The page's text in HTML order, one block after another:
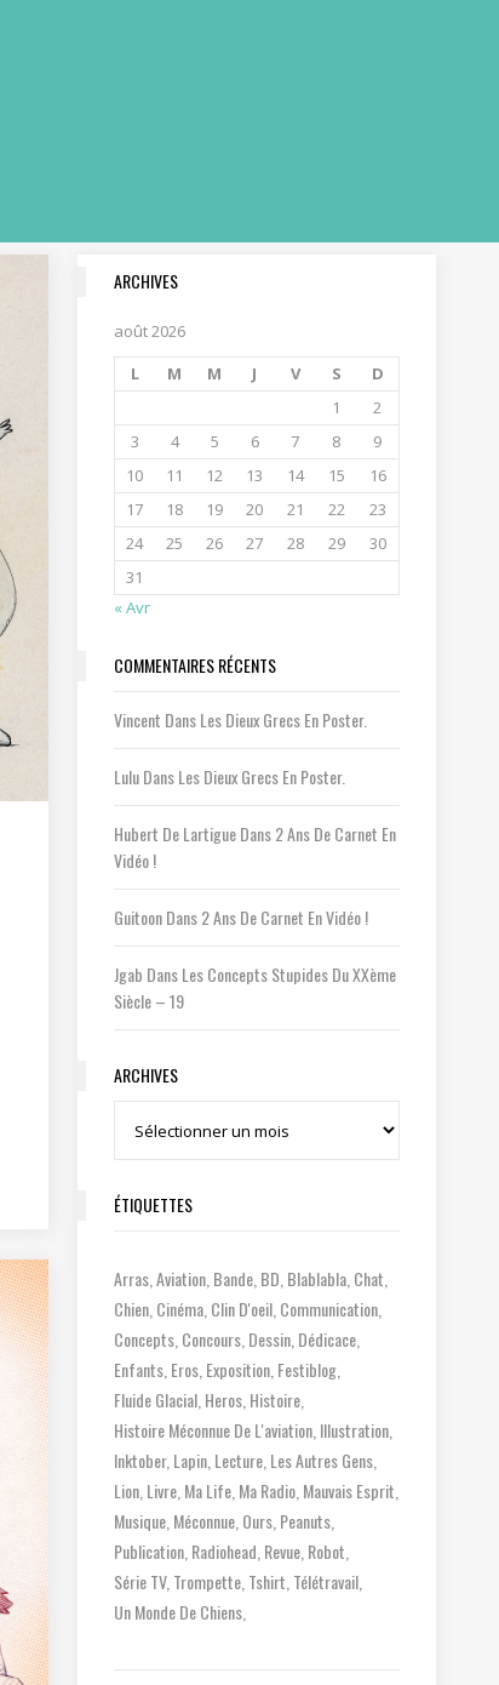
ARCHIVES
août 2026
L
M M J V S
D
1
2
3
4 5 6 7 8
9
10
11 12 13 14 15
16
17
18 19 20 21 22
23
24
25 26 27 28 29
30
31
« Avr
COMMENTAIRES RÉCENTS
Vincent DansLes Dieux Grecs En Poster.
LuluDansLes Dieux Grecs En Poster.
Hubert De LartigueDans2 Ans De Carnet En
Vidéo !
GuitoonDans2 Ans De Carnet En Vidéo !
Jgab DansLes Concepts Stupides Du XXème
Siècle – 19
ARCHIVES
Archives
ÉTIQUETTES
Arras Aviation Bande BD Blablabla Chat
Chien Cinéma Clin D'oeil Communication
Concepts Concours Dessin Dédicace
Enfants Eros Exposition Festiblog
Fluide Glacial Heros Histoire
Histoire Méconnue De L'aviation Illustration
Inktober Lapin Lecture Les Autres Gens
Lion Livre Ma Life Ma Radio Mauvais Esprit
Musique Méconnue Ours Peanuts
Publication Radiohead Revue Robot
Série TV Trompette Tshirt Télétravail
Un Monde De Chiens